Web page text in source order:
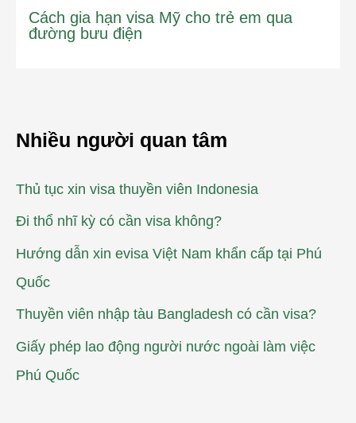
Cách gia hạn visa Mỹ cho trẻ em qua
đường bưu điện
Nhiều người quan tâm
Thủ tục xin visa thuyền viên Indonesia
Đi thổ nhĩ kỳ có cần visa không?
Hướng dẫn xin evisa Việt Nam khẩn cấp tại Phú
Quốc
Thuyền viên nhập tàu Bangladesh có cần visa?
Giấy phép lao động người nước ngoài làm việc
Phú Quốc